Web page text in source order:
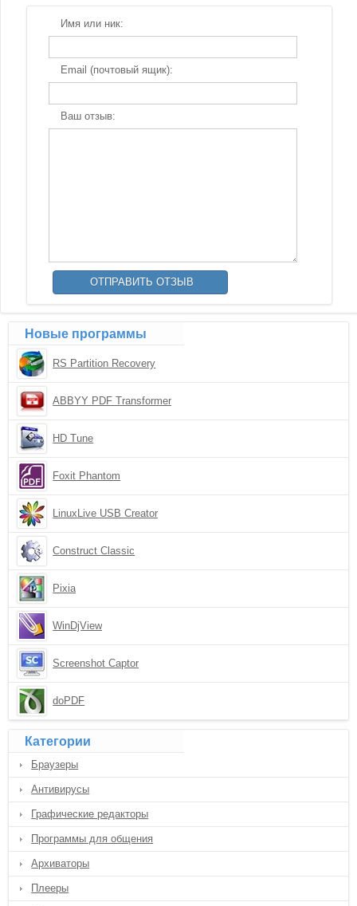
Имя или ник:
Email (почтовый ящик):
Ваш отзыв:
Новые программы
RS Partition Recovery
ABBYY PDF Transformer
HD Tune
Foxit Phantom
LinuxLive USB Creator
Construct Classic
Pixia
WinDjView
Screenshot Captor
doPDF
Категории
Браузеры
Антивирусы
Графические редакторы
Программы для общения
Архиваторы
Плееры